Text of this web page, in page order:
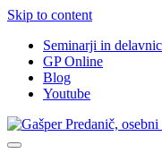
Skip to content
Seminarji in
GP Online
Blog
Youtube